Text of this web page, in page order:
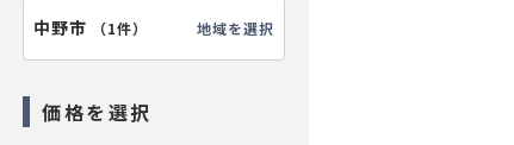
中野市 （1件） 地域を選択
価格を選択